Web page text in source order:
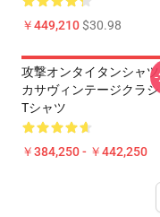
￥449,210$30.98
攻撃オンタイタンシャツ
カサヴィンテージクラ
Tシャツ
￥384,250 - ￥442,250